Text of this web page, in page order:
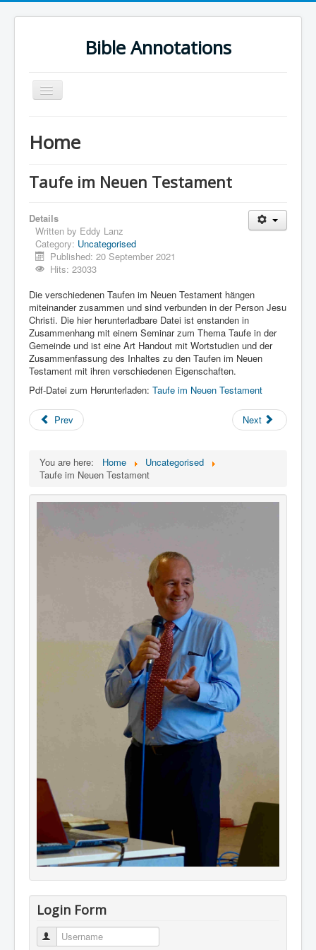
Bible Annotations
Toggle
Navigation
Urdu Geo Version
English
Deutsch
Hebrew OT
Greek NT
Book Corner
Links
Linux and Open Source
Home
Taufe im Neuen Testament
Details
Written by Eddy Lanz
Category: Uncategorised
Published: 20 September 2021
Hits: 23033
Die verschiedenen Taufen im Neuen Testament hängen
miteinander zusammen und sind verbunden in der Person Jesu
Christi. Die hier herunterladbare Datei ist enstanden in
Zusammenhang mit einem Seminar zum Thema Taufe in der
Gemeinde und ist eine Art Handout mit Wortstudien und der
Zusammenfassung des Inhaltes zu den Taufen im Neuen
Testament mit ihren verschiedenen Eigenschaften.
Pdf-Datei zum Herunterladen: Taufe im Neuen Testament
Prev Next
You are here: Home
Uncategorised
Taufe im Neuen Testament
Login Form
Username